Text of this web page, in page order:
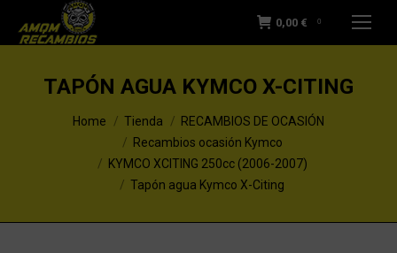
0,00 € 0
TAPÓN AGUA KYMCO X-CITING
You are here:Home Tienda
RECAMBIOS DE OCASIÓN
Recambios ocasión Kymco
KYMCO XCITING 250cc (2006-2007)
Tapón agua Kymco X-Citing